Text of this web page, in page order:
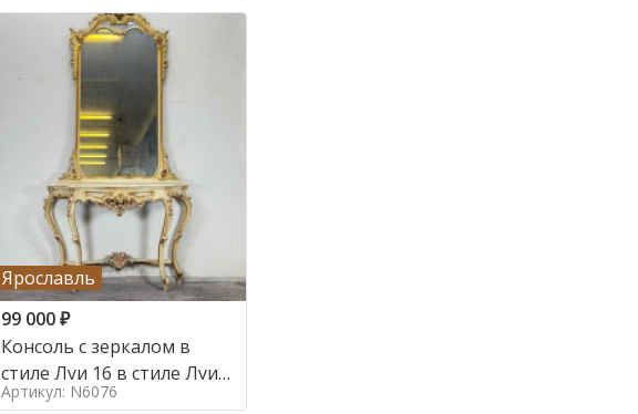
Ярославль
99 000₽
Консоль с зеркалом в
стиле Луи 16 в стиле Луи
16, Италия,
Артикул: N6076